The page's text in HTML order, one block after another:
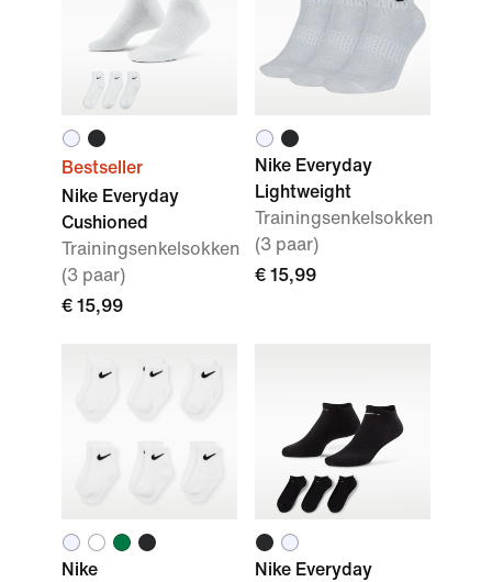
Bestseller
Nike Everyday
Cushioned
Trainingsenkelsokken
(3 paar)
€ 15,99
Nike Everyday
Lightweight
Trainingsenkelsokken
(3 paar)
€ 15,99
Nike Nike Everyday